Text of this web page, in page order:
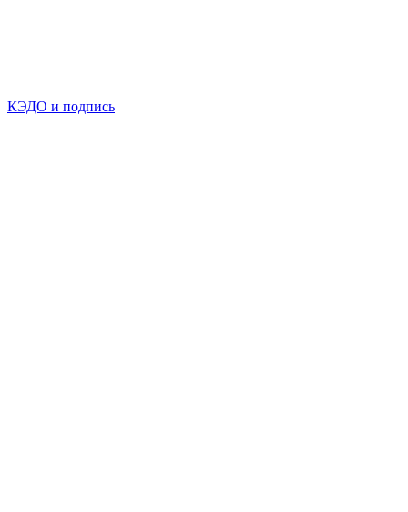
КЭДО и подпись